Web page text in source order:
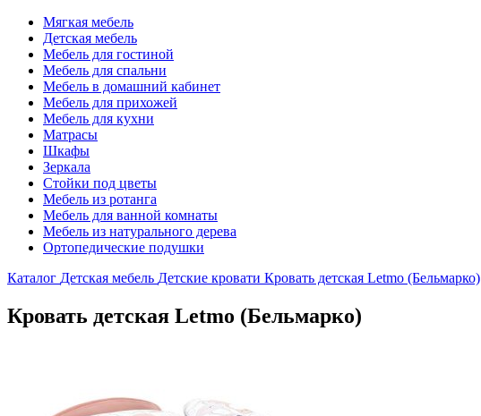
Мягкая мебель
Детская мебель
Мебель для гостиной
Мебель для спальни
Мебель в домашний кабинет
Мебель для прихожей
Мебель для кухни
Матрасы
Шкафы
Зеркала
Стойки под цветы
Мебель из ротанга
Мебель для ванной комнаты
Мебель из натурального дерева
Ортопедические подушки
Каталог Детская мебель Детские кровати Кровать детская Letmo (Бельмарко)
Кровать детская Letmo (Бельмарко)